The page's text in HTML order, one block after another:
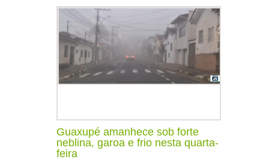
Guaxupé amanhece sob forte
neblina, garoa e frio nesta quarta-
feira